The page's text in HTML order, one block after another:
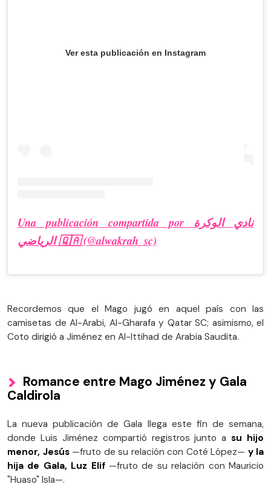
Ver esta publicación en Instagram
Una publicación compartida por نادي الوكرة
الرياضي 🇶🇦 (@alwakrah_sc)
Recordemos que el Mago jugó en aquel país con las
camisetas de Al-Arabi, Al-Gharafa y Qatar SC; asimismo, el
Coto dirigió a Jiménez en Al-Ittihad de Arabia Saudita.
Romance entre Mago Jiménez y Gala
Caldirola
La nueva publicación de Gala llega este fin de semana,
donde Luis Jiménez compartió registros junto a su hijo
menor, Jesús —fruto de su relación con Coté López— y la
hija de Gala, Luz Elif—fruto de su relación con Mauricio
"Huaso" Isla—.